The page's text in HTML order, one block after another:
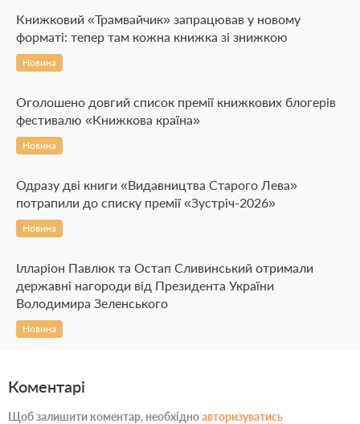
Книжковий «Трамвайчик» запрацював у новому
форматі: тепер там кожна книжка зі знижкою
Новина
Оголошено довгий список премії книжкових блогерів
фестивалю «Книжкова країна»
Новина
Одразу дві книги «Видавництва Старого Лева»
потрапили до списку премії «Зустріч-2026»
Новина
Ілларіон Павлюк та Остап Сливинський отримали
державні нагороди від Президента України
Володимира Зеленського
Новина
Коментарі
Щоб залишити коментар, необхідноавторизуватись